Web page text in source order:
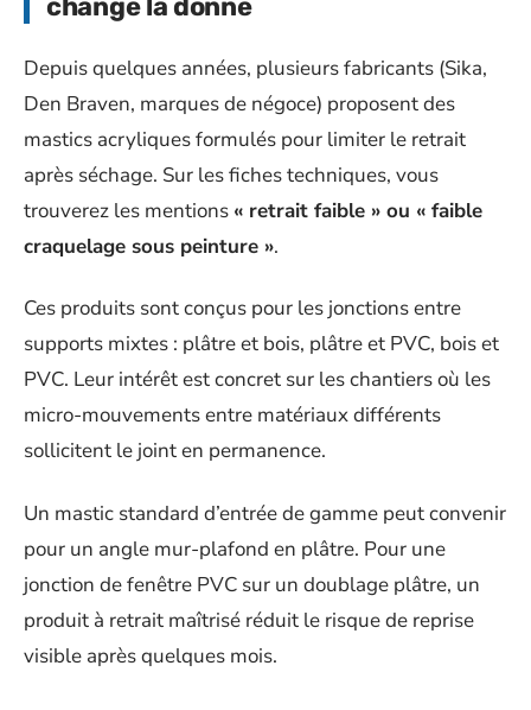
change la donne
Depuis quelques années, plusieurs fabricants (Sika,
Den Braven, marques de négoce) proposent des
mastics acryliques formulés pour limiter le retrait
après séchage. Sur les fiches techniques, vous
trouverez les mentions « retrait faible » ou « faible
craquelage sous peinture ».
Ces produits sont conçus pour les jonctions entre
supports mixtes : plâtre et bois, plâtre et PVC, bois et
PVC. Leur intérêt est concret sur les chantiers où les
micro-mouvements entre matériaux différents
sollicitent le joint en permanence.
Un mastic standard d’entrée de gamme peut convenir
pour un angle mur-plafond en plâtre. Pour une
jonction de fenêtre PVC sur un doublage plâtre, un
produit à retrait maîtrisé réduit le risque de reprise
visible après quelques mois.